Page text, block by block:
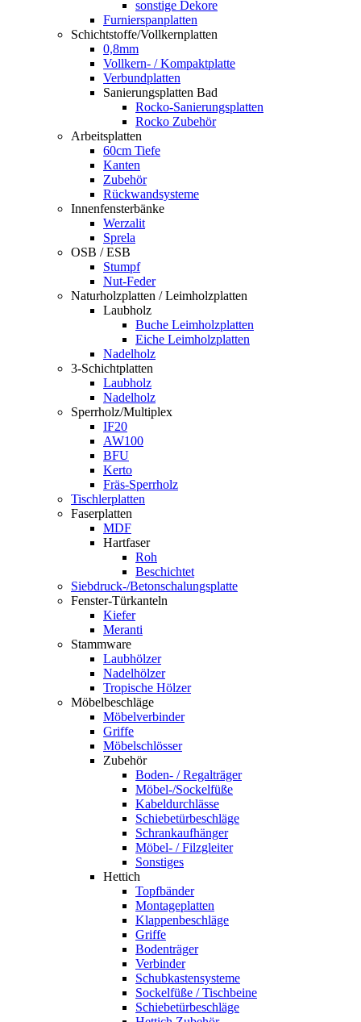
sonstige Dekore
Furnierspanplatten
Schichtstoffe/Vollkernplatten
0,8mm
Vollkern- / Kompaktplatte
Verbundplatten
Sanierungsplatten Bad
Rocko-Sanierungsplatten
Rocko Zubehör
Arbeitsplatten
60cm Tiefe
Kanten
Zubehör
Rückwandsysteme
Innenfensterbänke
Werzalit
Sprela
OSB / ESB
Stumpf
Nut-Feder
Naturholzplatten / Leimholzplatten
Laubholz
Buche Leimholzplatten
Eiche Leimholzplatten
Nadelholz
3-Schichtplatten
Laubholz
Nadelholz
Sperrholz/Multiplex
IF20
AW100
BFU
Kerto
Fräs-Sperrholz
Tischlerplatten
Faserplatten
MDF
Hartfaser
Roh
Beschichtet
Siebdruck-/Betonschalungsplatte
Fenster-Türkanteln
Kiefer
Meranti
Stammware
Laubhölzer
Nadelhölzer
Tropische Hölzer
Möbelbeschläge
Möbelverbinder
Griffe
Möbelschlösser
Zubehör
Boden- / Regalträger
Möbel-/Sockelfüße
Kabeldurchlässe
Schiebetürbeschläge
Schrankaufhänger
Möbel- / Filzgleiter
Sonstiges
Hettich
Topfbänder
Montageplatten
Klappenbeschläge
Griffe
Bodenträger
Verbinder
Schubkastensysteme
Sockelfüße / Tischbeine
Schiebetürbeschläge